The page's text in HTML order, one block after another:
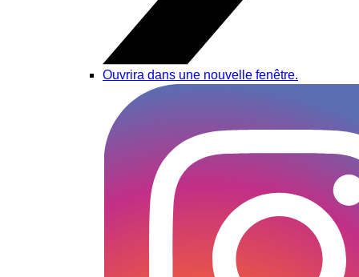
Ouvrira dans une nouvelle fenêtre.